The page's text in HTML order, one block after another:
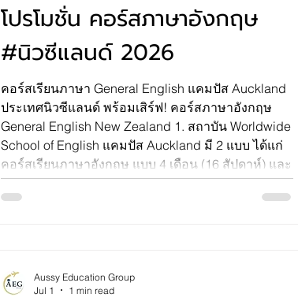
โปรโมชั่น คอร์สภาษาอังกฤษ
#นิวซีแลนด์ 2026
คอร์สเรียนภาษา General English แคมปัส Auckland
ประเทศนิวซีแลนด์ พร้อมเสิร์ฟ! คอร์สภาษาอังกฤษ
General English New Zealand 1. สถาบัน Worldwide
School of English แคมปัส Auckland มี 2 แบบ ได้แก่
คอร์สเรียนภาษาอังกฤษ แบบ 4 เดือน (16 สัปดาห์) และ
แบบ 6 เดือน (24 สัปดาห์) หมายเหตุ : รัฐบาลนิวซีแลนด์
ปรับขึ้นค่าวีซ่านักเรียน เป็น $850 (หรือ 18,700 บาท)
Aussy Education Group
Jul 1
1 min read